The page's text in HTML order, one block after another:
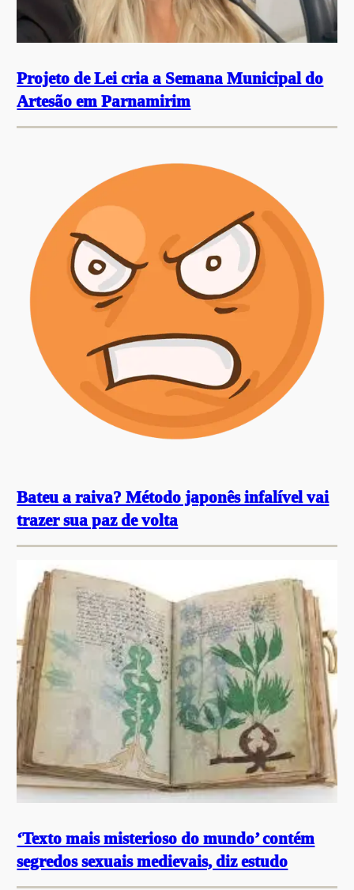
Projeto de Lei cria a Semana Municipal do
Artesão em Parnamirim
Bateu a raiva? Método japonês infalível vai
trazer sua paz de volta
‘Texto mais misterioso do mundo’ contém
segredos sexuais medievais, diz estudo